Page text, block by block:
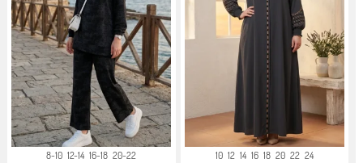
8-10 12-14 16-18 20-22 10 12 14 16 18 20 22 24